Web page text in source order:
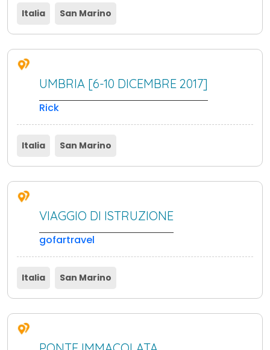
Italia San Marino
UMBRIA [6-10 DICEMBRE 2017]
Rick
Italia San Marino
VIAGGIO DI ISTRUZIONE
gofartravel
Italia San Marino